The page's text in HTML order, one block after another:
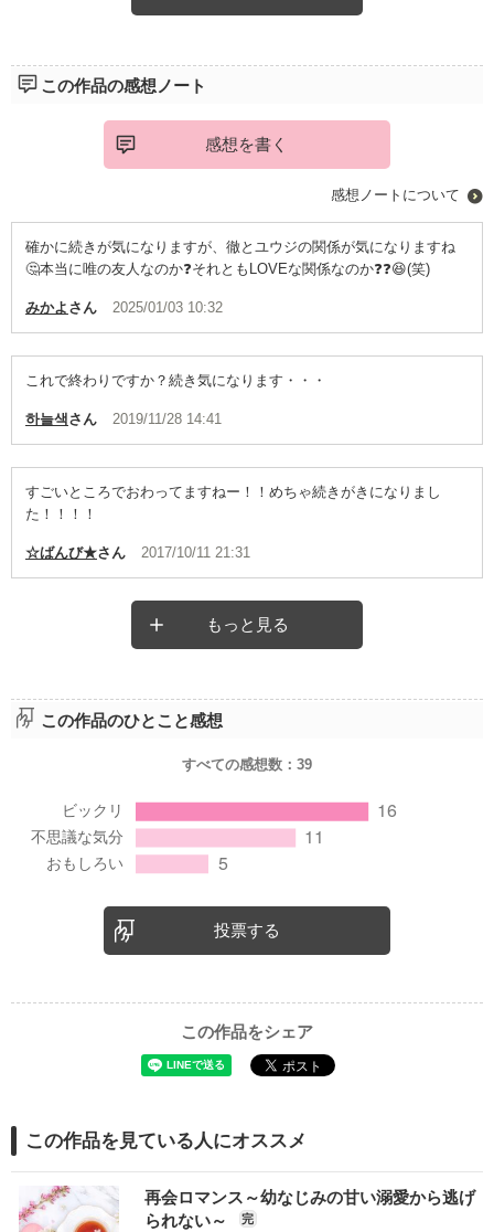
この作品の感想ノート
感想を書く
感想ノートについて
確かに続きが気になりますが、徹とユウジの関係が気になりますね
🤔本当に唯の友人なのか❓️それともLOVEな関係なのか❓️❓️😆(笑)
みかよ さん 2025/01/03 10:32
これで終わりですか？続き気になります・・・
하늘색 さん 2019/11/28 14:41
すごいところでおわってますねー！！めちゃ続きがきになりまし
た！！！！
☆ばんび★さん 2017/10/11 21:31
もっと見る
この作品のひとこと感想
すべての感想数： 39
投票する
この作品をシェア
この作品を見ている人にオススメ
再会ロマンス～幼なじみの甘い溺愛から逃げ
られない～
完